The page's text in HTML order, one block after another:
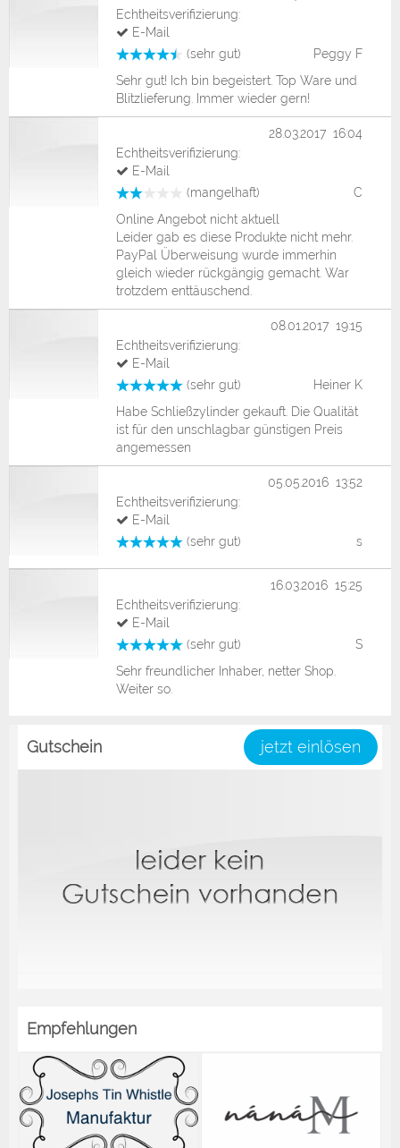
(sehr gut) Peggy F
Echtheitsverifizierung:
E-Mail
Sehr gut! Ich bin begeistert. Top Ware und
Blitzlieferung. Immer wieder gern!
(mangelhaft) C
28.03.2017 16:04
Echtheitsverifizierung:
E-Mail
Online Angebot nicht aktuell
Leider gab es diese Produkte nicht mehr.
PayPal Überweisung wurde immerhin
gleich wieder rückgängig gemacht. War
trotzdem enttäuschend.
(sehr gut) Heiner K
08.01.2017 19:15
Echtheitsverifizierung:
E-Mail
Habe Schließzylinder gekauft. Die Qualität
ist für den unschlagbar günstigen Preis
angemessen
(sehr gut) s
05.05.2016 13:52
Echtheitsverifizierung:
E-Mail
(sehr gut) S
16.03.2016 15:25
Echtheitsverifizierung:
E-Mail
Sehr freundlicher Inhaber, netter Shop.
Weiter so.
Gutschein jetzt einlösen
Empfehlungen